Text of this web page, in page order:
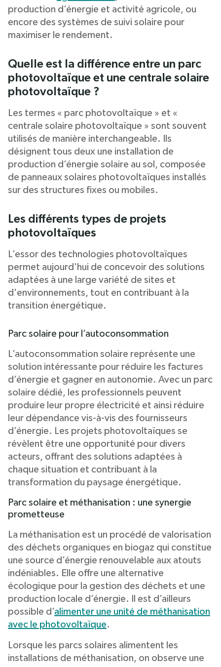
production d’énergie et activité agricole, ou
encore des systèmes de suivi solaire pour
maximiser le rendement.
Quelle est la différence entre un parc
photovoltaïque et une centrale solaire
photovoltaïque ?
Les termes « parc photovoltaïque » et «
centrale solaire photovoltaïque » sont souvent
utilisés de manière interchangeable. Ils
désignent tous deux une installation de
production d’énergie solaire au sol, composée
de panneaux solaires photovoltaïques installés
sur des structures fixes ou mobiles.
Les différents types de projets
photovoltaïques
L’essor des technologies photovoltaïques
permet aujourd'hui de concevoir des solutions
adaptées à une large variété de sites et
d'environnements, tout en contribuant à la
transition énergétique.
Parc solaire pour l’autoconsommation
L’autoconsommation solaire représente une
solution intéressante pour réduire les factures
d’énergie et gagner en autonomie. Avec un parc
solaire dédié, les professionnels peuvent
produire leur propre électricité et ainsi réduire
leur dépendance vis-à-vis des fournisseurs
d’énergie. Les projets photovoltaïques se
révèlent être une opportunité pour divers
acteurs, offrant des solutions adaptées à
chaque situation et contribuant à la
transformation du paysage énergétique.
Parc solaire et méthanisation : une synergie
prometteuse
La méthanisation est un procédé de valorisation
des déchets organiques en biogaz qui constitue
une source d’énergie renouvelable aux atouts
indéniables. Elle offre une alternative
écologique pour la gestion des déchets et une
production locale d’énergie. Il est d’ailleurs
possible d’alimenter une unité de méthanisation
avec le photovoltaïque.
Lorsque les parcs solaires alimentent les
installations de méthanisation, on observe une